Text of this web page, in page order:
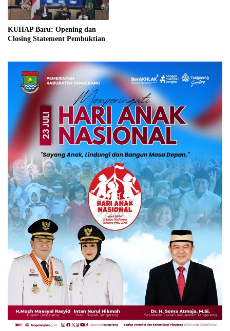
KUHAP Baru: Opening dan
Closing Statement Pembuktian